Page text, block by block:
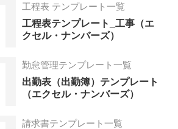
工程表 テンプレート一覧
工程表テンプレート_工事（エ
クセル・ナンバーズ）
勤怠管理テンプレート一覧
出勤表（出勤簿）テンプレート
（エクセル・ナンバーズ）
請求書テンプレート一覧